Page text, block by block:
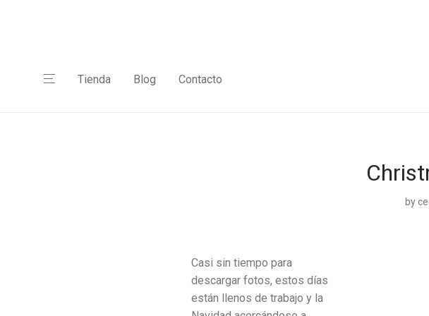
Tienda Blog Contacto
by
Casi sin tiempo para
descargar fotos, estos días
están llenos de trabajo y la